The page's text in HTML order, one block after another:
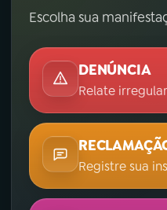
Escolha sua
DENÚNCIA
Relate
Registre sua